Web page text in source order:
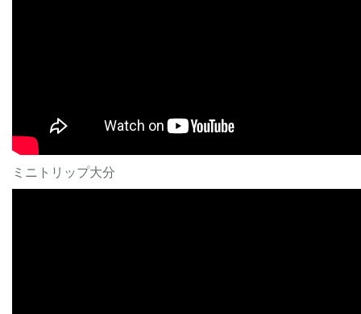
ミニトリップ大分